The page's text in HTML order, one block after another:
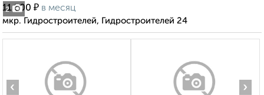
2
11 500 ₽ в месяц
мкр. Гидростроителей, Гидростроителей 24
‹ ›